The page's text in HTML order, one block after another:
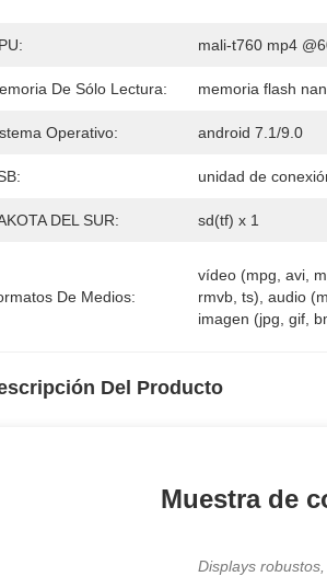
mali-t760 mp4
De Sólo Lectura: memoria flash
Operativo: android 7.1/9.0
unidad de
DEL SUR: sd(tf) x 1
De Medios:
vídeo (mpg, avi,
rmvb, ts), audio
imagen (jpg, gif,
Del Producto
Muestra de
Displays